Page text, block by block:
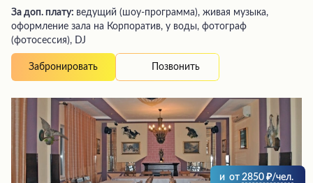
За доп. плату: ведущий (шоу-программа), живая музыка,
оформление зала на Корпоратив, у воды, фотограф
(фотосессия), DJ
Забронировать Позвонить
и от 2850
/чел.